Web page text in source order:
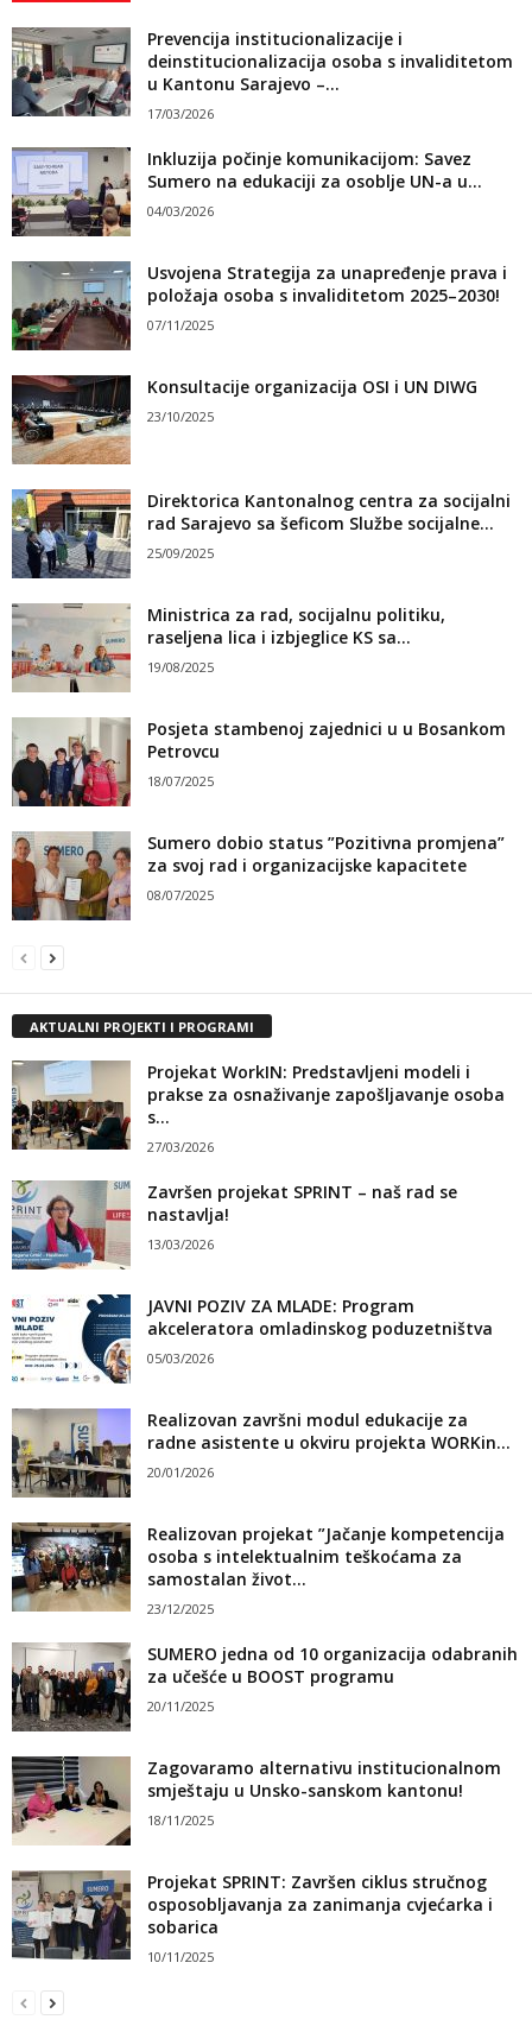
Prevencija institucionalizacije i
deinstitucionalizacija osoba s invaliditetom
u Kantonu Sarajevo –...
17/03/2026
Inkluzija počinje komunikacijom: Savez
Sumero na edukaciji za osoblje UN-a u...
04/03/2026
Usvojena Strategija za unapređenje prava i
položaja osoba s invaliditetom 2025–2030!
07/11/2025
Konsultacije organizacija OSI i UN DIWG
23/10/2025
Direktorica Kantonalnog centra za socijalni
rad Sarajevo sa šeficom Službe socijalne...
25/09/2025
Ministrica za rad, socijalnu politiku,
raseljena lica i izbjeglice KS sa...
19/08/2025
Posjeta stambenoj zajednici u u Bosankom
Petrovcu
18/07/2025
Sumero dobio status ”Pozitivna promjena”
za svoj rad i organizacijske kapacitete
08/07/2025
AKTUALNI PROJEKTI I PROGRAMI
Projekat WorkIN: Predstavljeni modeli i
prakse za osnaživanje zapošljavanje osoba
s...
27/03/2026
Završen projekat SPRINT – naš rad se
nastavlja!
13/03/2026
JAVNI POZIV ZA MLADE: Program
akceleratora omladinskog poduzetništva
05/03/2026
Realizovan završni modul edukacije za
radne asistente u okviru projekta WORKin...
20/01/2026
Realizovan projekat ”Jačanje kompetencija
osoba s intelektualnim teškoćama za
samostalan život...
23/12/2025
SUMERO jedna od 10 organizacija odabranih
za učešće u BOOST programu
20/11/2025
Zagovaramo alternativu institucionalnom
smještaju u Unsko-sanskom kantonu!
18/11/2025
Projekat SPRINT: Završen ciklus stručnog
osposobljavanja za zanimanja cvjećarka i
sobarica
10/11/2025